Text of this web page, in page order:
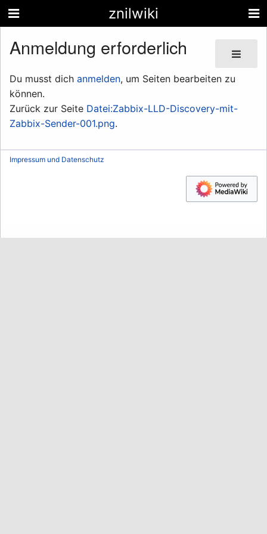
znilwiki
Anmeldung erforderlich
Du musst dich anmelden, um Seiten bearbeiten zu
können.
Zurück zur Seite Datei:Zabbix-LLD-Discovery-mit-
Zabbix-Sender-001.png.
Impressum und Datenschutz